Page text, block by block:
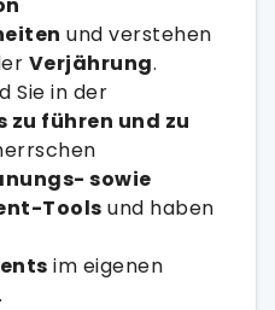
und verstehen
Verjährung.
Sie in der
führen und zu
sowie
Tools und haben
im eigenen